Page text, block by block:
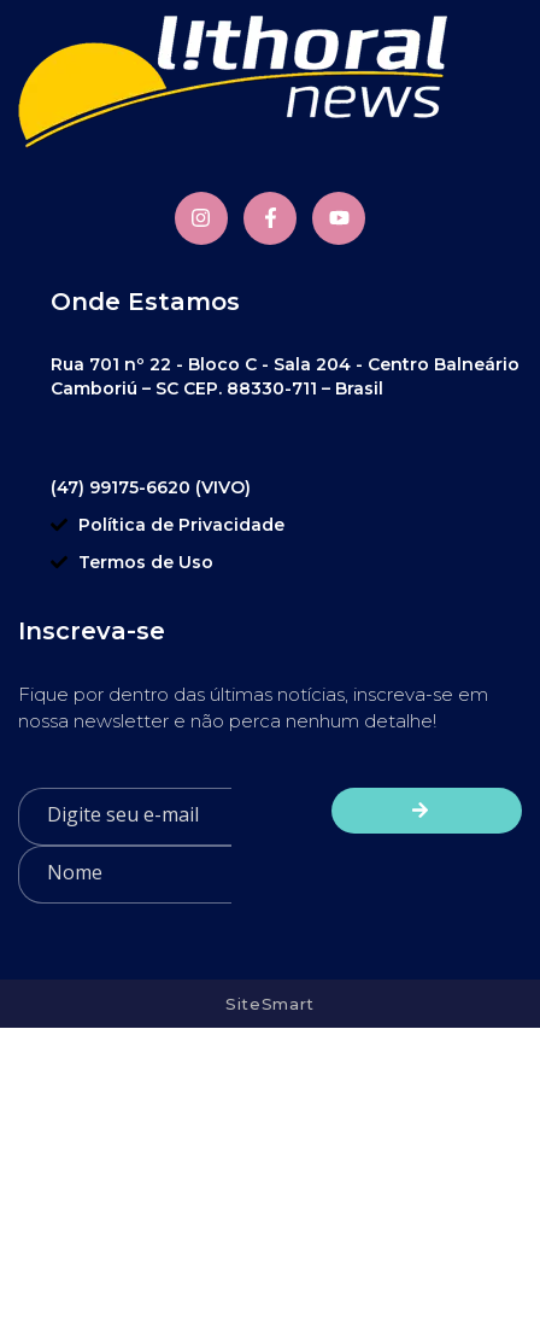
Onde Estamos
Rua 701 nº 22 - Bloco C - Sala 204 - Centro Balneário
Camboriú – SC CEP. 88330-711 – Brasil
(47) 99175-6620 (VIVO)
Política de Privacidade
Termos de Uso
Inscreva-se
Fique por dentro das últimas notícias, inscreva-se em
nossa newsletter e não perca nenhum detalhe!
SiteSmart